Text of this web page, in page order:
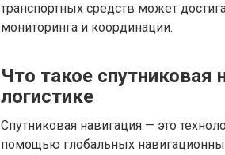
транспортных средств может
мониторинга и координации.
Что такое спутниковая
логистике
Спутниковая навигация — это
помощью глобальных